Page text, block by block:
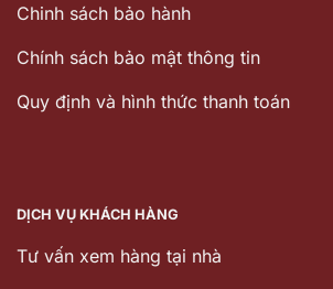
Chinh sách bảo hành
Chính sách bảo mật thông tin
Quy định và hình thức thanh toán
DỊCH VỤ KHÁCH HÀNG
Tư vấn xem hàng tại nhà